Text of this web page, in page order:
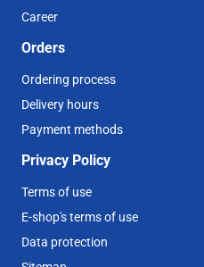
Career
Orders
Ordering process
Delivery hours
Payment methods
Privacy Policy
Terms of use
E-shop's terms of use
Data protection